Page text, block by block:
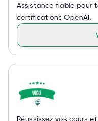
Assistance fiable pour
certifications OpenAI.
Réussissez vos cours